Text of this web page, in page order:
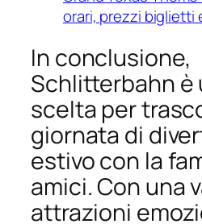
orari, prezzi biglietti
In conclusione,
Schlitterbahn è
scelta per
giornata di
estivo con la
amici. Con una
attrazioni